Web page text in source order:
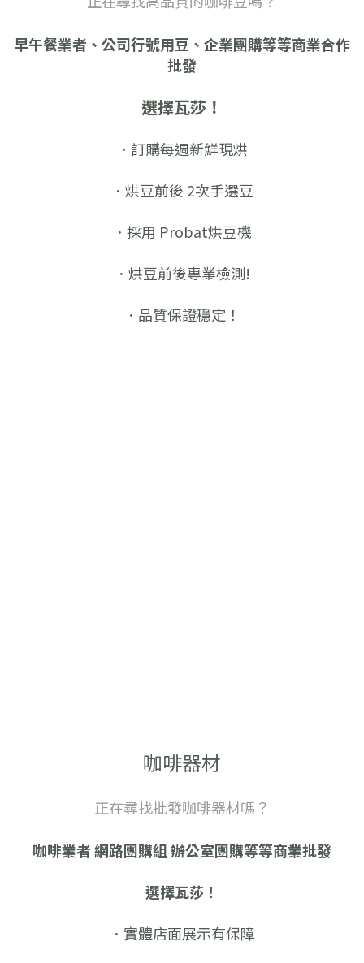
早午餐業者、公司行號用豆、企業團購等等商業合作
批發
選擇瓦莎！
．訂購每週新鮮現烘
．烘豆前後 2次手選豆
．採用 Probat烘豆機
．烘豆前後專業檢測!
．品質保證穩定！
咖啡器材
正在尋找批發咖啡器材嗎？
咖啡業者 網路團購組 辦公室團購等等商業批發
選擇瓦莎！
．實體店面展示有保障